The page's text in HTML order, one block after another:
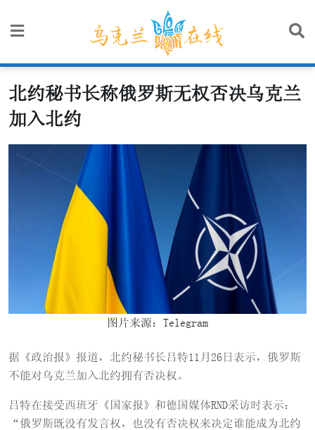
北约秘书长称俄罗斯无权否决乌克兰
加入北约
图片来源：Telegram
据《政治报》报道，北约秘书长吕特11月26日表示，俄罗斯
不能对乌克兰加入北约拥有否决权。
吕特在接受西班牙《国家报》和德国媒体RND采访时表示：
“俄罗斯既没有发言权，也没有否决权来决定谁能成为北约